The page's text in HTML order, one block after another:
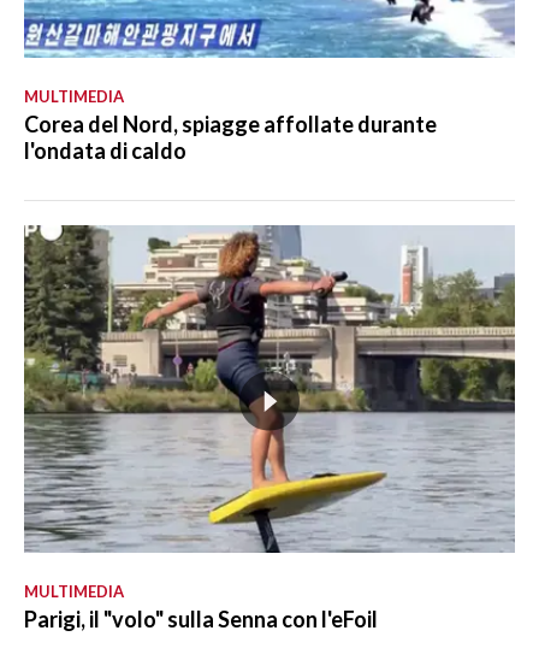
MULTIMEDIA
Corea del Nord, spiagge affollate durante
l'ondata di caldo
MULTIMEDIA
Parigi, il "volo" sulla Senna con l'eFoil